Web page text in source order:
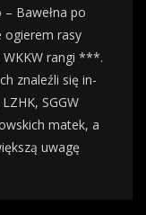
Bawełna po
ogierem rasy
rangi ***.
znaleźli się in­
SGGW
matek, a
uwagę